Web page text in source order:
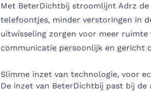
Met BeterDichtbij stroomlijnt Adrz
telefoontjes, minder verstoringen in
uitwisseling zorgen voor meer
communicatie persoonlijk en gericht
Slimme inzet van technologie, voor
De inzet van BeterDichtbij past bij